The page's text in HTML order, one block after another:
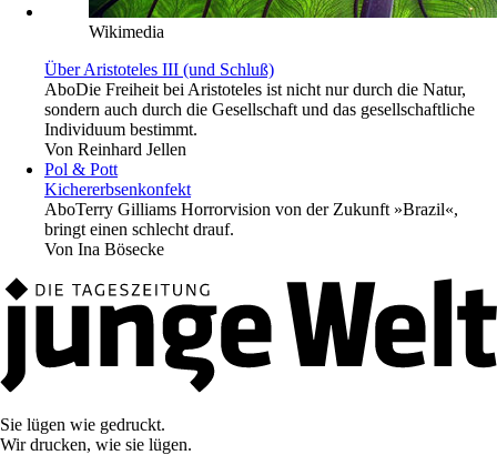
Wikimedia
Über Aristoteles III (und Schluß)
AboDie Freiheit bei Aristoteles ist nicht nur durch die Natur,
sondern auch durch die Gesellschaft und das gesellschaftliche
Individuum bestimmt.
Von Reinhard Jellen
Pol & Pott
Kichererbsenkonfekt
AboTerry Gilliams Horrorvision von der Zukunft »Brazil«,
bringt einen schlecht drauf.
Von Ina Bösecke
Sie lügen wie gedruckt.
Wir drucken, wie sie lügen.